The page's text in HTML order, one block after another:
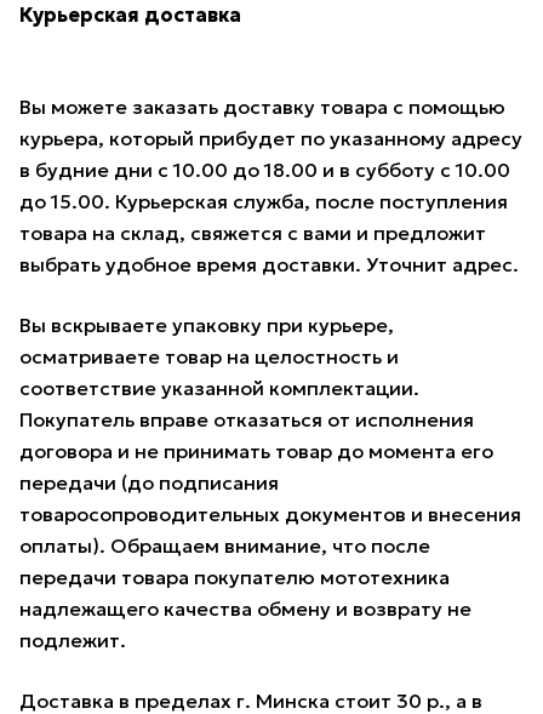
Курьерская доставка
Вы можете заказать доставку товара с помощью
курьера, который прибудет по указанному адресу
в будние дни с 10.00 до 18.00 и в субботу с 10.00
до 15.00. Курьерская служба, после поступления
товара на склад, свяжется с вами и предложит
выбрать удобное время доставки. Уточнит адрес.
Вы вскрываете упаковку при курьере,
осматриваете товар на целостность и
соответствие указанной комплектации.
Покупатель вправе отказаться от исполнения
договора и не принимать товар до момента его
передачи (до подписания
товаросопроводительных документов и внесения
оплаты). Обращаем внимание, что после
передачи товара покупателю мототехника
надлежащего качества обмену и возврату не
подлежит.
Доставка в пределах г. Минска стоит 30 р., а в